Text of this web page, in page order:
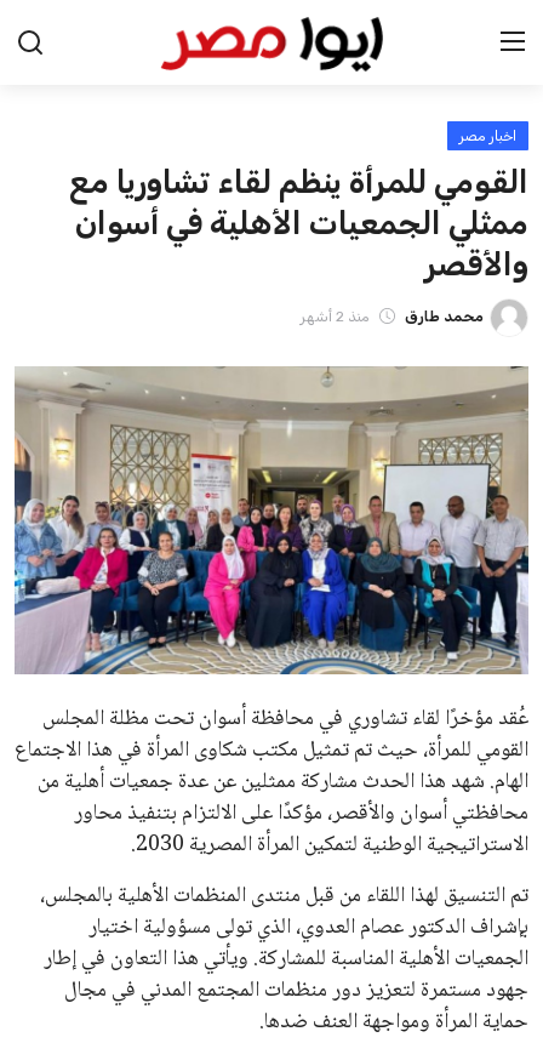
الرئيسية
اخبار مصر
عرب وعالم
اقتصاد
اخبار الرياضة
منوعات
فن وثقافة
علوم وتكنولوجيا
المرأة والجمال
محافظات
اخبار مصر
القومي للمرأة ينظم لقاء تشاوريا مع
ممثلي الجمعيات الأهلية في أسوان
والأقصر
محمد طارق منذ 2 أشهر
عُقد مؤخرًا لقاء تشاوري في محافظة أسوان تحت مظلة المجلس
القومي للمرأة، حيث تم تمثيل مكتب شكاوى المرأة في هذا الاجتماع
الهام. شهد هذا الحدث مشاركة ممثلين عن عدة جمعيات أهلية من
محافظتي أسوان والأقصر، مؤكدًا على الالتزام بتنفيذ محاور
الاستراتيجية الوطنية لتمكين المرأة المصرية 2030.
تم التنسيق لهذا اللقاء من قبل منتدى المنظمات الأهلية بالمجلس،
بإشراف الدكتور عصام العدوي، الذي تولى مسؤولية اختيار
الجمعيات الأهلية المناسبة للمشاركة. ويأتي هذا التعاون في إطار
جهود مستمرة لتعزيز دور منظمات المجتمع المدني في مجال
حماية المرأة ومواجهة العنف ضدها.